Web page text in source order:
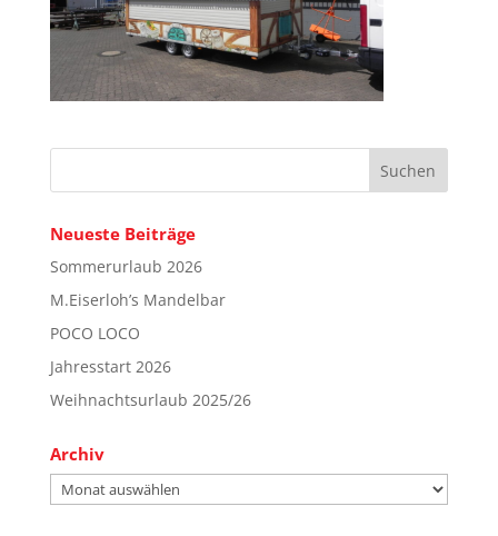
Neueste Beiträge
Sommerurlaub 2026
M.Eiserloh’s Mandelbar
POCO LOCO
Jahresstart 2026
Weihnachtsurlaub 2025/26
Archiv
Archiv